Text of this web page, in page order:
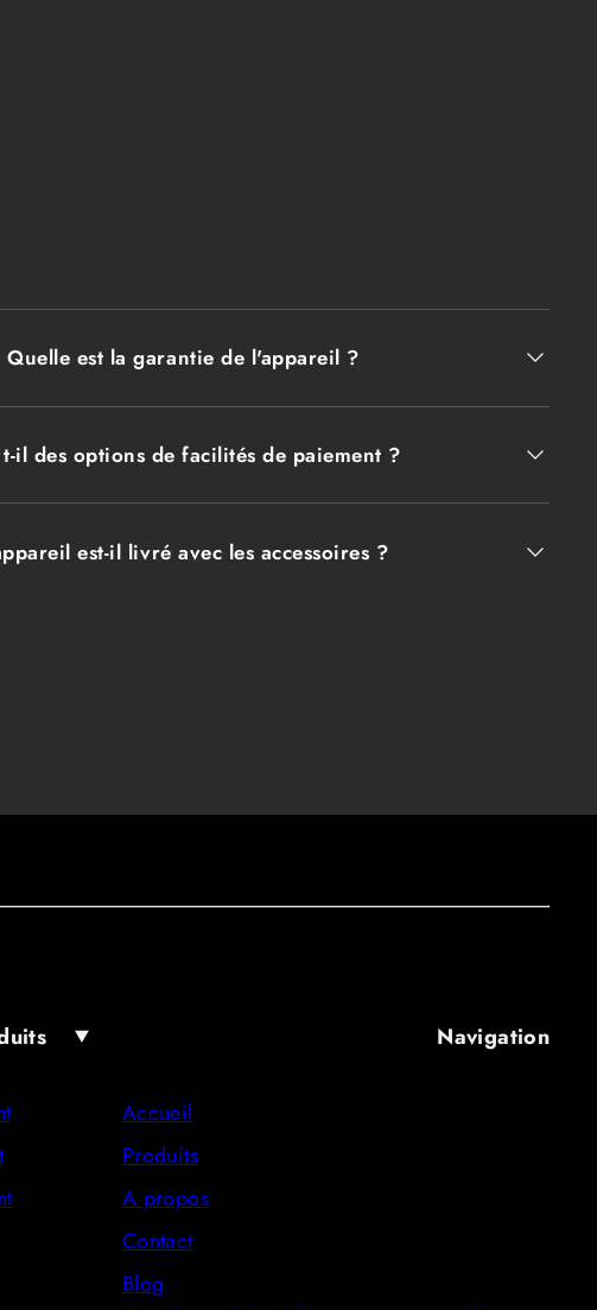
Quelle est la garantie de l'appareil ?
il des options de facilités de paiement ?
est-il livré avec les accessoires ?
Navigation
Accueil
Produits
A propos
Contact
Blog